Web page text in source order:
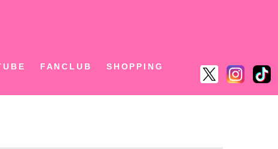
ん
FANCLUB
SHOPPING